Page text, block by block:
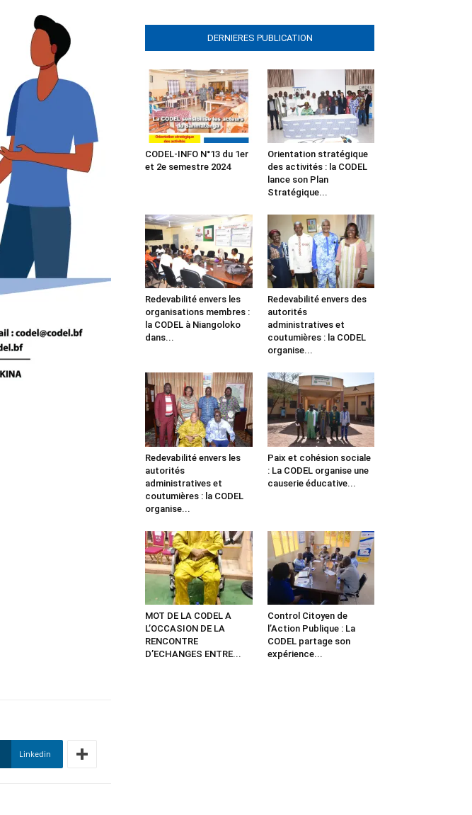
Linkedin
DERNIERES PUBLICATION
CODEL-INFO N°13 du 1er
et 2e semestre 2024
Orientation stratégique
des activités : la CODEL
lance son Plan
Stratégique...
Redevabilité envers les
organisations membres :
la CODEL à Niangoloko
dans...
Redevabilité envers des
autorités
administratives et
coutumières : la CODEL
organise...
Redevabilité envers les
autorités
administratives et
coutumières : la CODEL
organise...
Paix et cohésion sociale
: La CODEL organise une
causerie éducative...
MOT DE LA CODEL A
L’OCCASION DE LA
RENCONTRE
D’ECHANGES ENTRE...
Control Citoyen de
l’Action Publique : La
CODEL partage son
expérience...